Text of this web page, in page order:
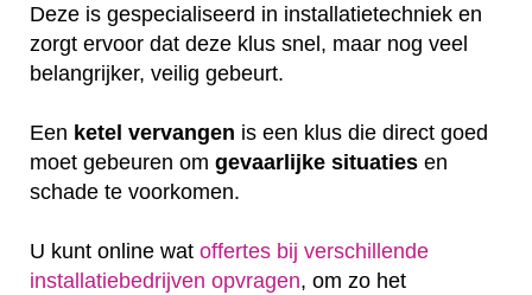
Deze is gespecialiseerd in installatietechniek en
zorgt ervoor dat deze klus snel, maar nog veel
belangrijker, veilig gebeurt.
Een ketel vervangen is een klus die direct goed
moet gebeuren om gevaarlijke situaties en
schade te voorkomen.
U kunt online wat offertes bij verschillende
installatiebedrijven opvragen, om zo het